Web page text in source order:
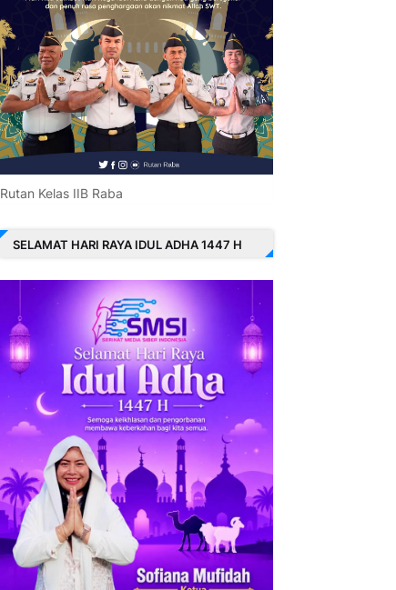
Rutan Kelas IIB Raba
SELAMAT HARI RAYA IDUL ADHA 1447 H